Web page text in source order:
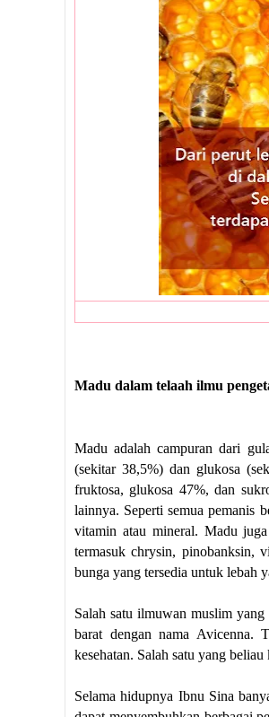
Madu dalam telaah ilmu
Madu adalah campuran dari
(sekitar 38,5%) dan glukosa
fruktosa, glukosa 47%, dan
lainnya. Seperti semua pemanis
vitamin atau mineral. Madu
termasuk chrysin, pinobanksin,
bunga yang tersedia untuk lebah
Salah satu ilmuwan muslim
barat dengan nama Avicenna.
kesehatan. Salah satu yang
Selama hidupnya Ibnu Sina